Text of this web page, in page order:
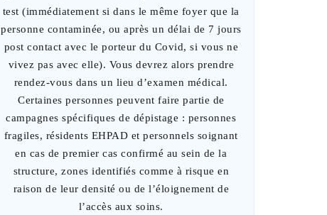
test (immédiatement si dans le même foyer que la
personne contaminée, ou après un délai de 7 jours
post contact avec le porteur du Covid, si vous ne
vivez pas avec elle). Vous devrez alors prendre
rendez-vous dans un lieu d’examen médical.
Certaines personnes peuvent faire partie de
campagnes spécifiques de dépistage : personnes
fragiles, résidents EHPAD et personnels soignant
en cas de premier cas confirmé au sein de la
structure, zones identifiés comme à risque en
raison de leur densité ou de l’éloignement de
l’accès aux soins.